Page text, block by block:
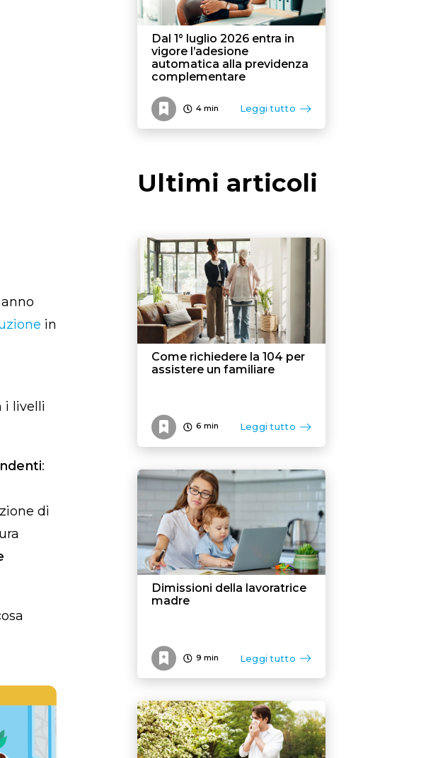
in
i livelli
:
di
Dal 1° luglio 2026 entra in
vigore l’adesione
automatica alla previdenza
complementare
4 min Leggi tutto
Ultimi articoli
Come richiedere la 104 per
assistere un familiare
6 min Leggi tutto
Dimissioni della lavoratrice
madre
9 min Leggi tutto